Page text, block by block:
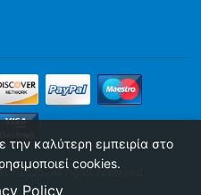
- 2025. All rights reserved.
καλύτερη εμπειρία στο
cookies.
Policy